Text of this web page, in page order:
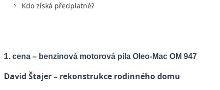
Kdo získá předplatné?
1. cena – benzinová motorová pila Oleo-Mac OM 947
David Štajer – rekonstrukce rodinného domu